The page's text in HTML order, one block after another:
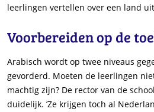
leerlingen vertellen over een land
Voorbereiden op de
Arabisch wordt op twee niveaus
gevorderd. Moeten de leerlingen
machtig zijn? De rector van de
duidelijk. ’Ze krijgen toch al